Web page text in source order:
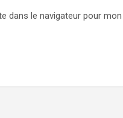
dans le navigateur pour